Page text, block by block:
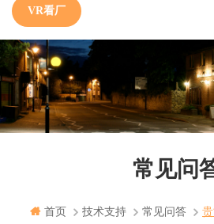
VR看厂
常见问
首页 技术支持 常见问答